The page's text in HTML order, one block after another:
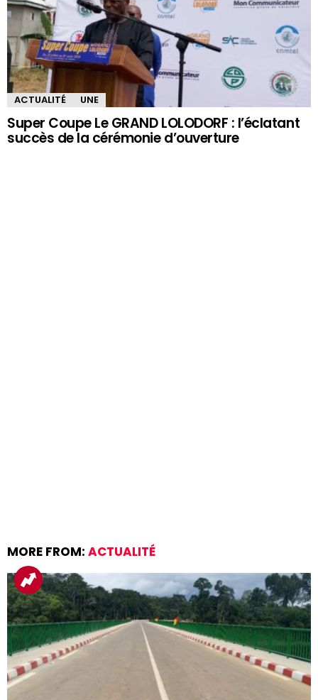
ACTUALITÉ UNE
Super Coupe Le GRAND LOLODORF : l’éclatant
succès de la cérémonie d’ouverture
MORE FROM: ACTUALITÉ